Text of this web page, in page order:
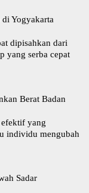
Yogyakarta
dipisahkan dari
yang serba cepat
Berat Badan
yang
individu mengubah
Sadar